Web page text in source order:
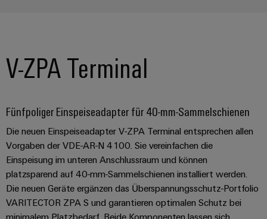
V-ZPA Terminal
Fünfpoliger Einspeiseadapter für 40-mm-Sammelschienen
Die neuen Einspeiseadapter V-ZPA Terminal entsprechen allen
Vorgaben der VDE-AR-N 4100. Sie vereinfachen die
Einspeisung im unteren Anschlussraum und können
platzsparend auf 40-mm-Sammelschienen installiert werden.
Die neuen Geräte ergänzen das Überspannungsschutz-Portfolio
VARITECTOR ZPA S und garantieren optimalen Schutz bei